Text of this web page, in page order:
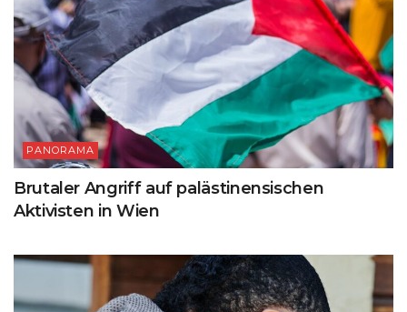
PANORAMA
Brutaler Angriff auf palästinensischen
Aktivisten in Wien